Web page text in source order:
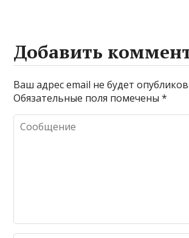
Добавить
Ваш адрес email не будет
Обязательные поля помечены*